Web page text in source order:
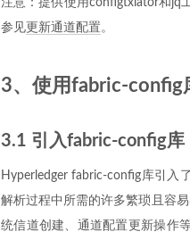
注意：提供使用configtxlator和jq
参见更新通道配置。
3、使用fabric-config
3.1 引入fabric-config库
Hyperledger fabric-config库引入
解析过程中所需的许多繁琐且容
统信道创建、通道配置更新操作